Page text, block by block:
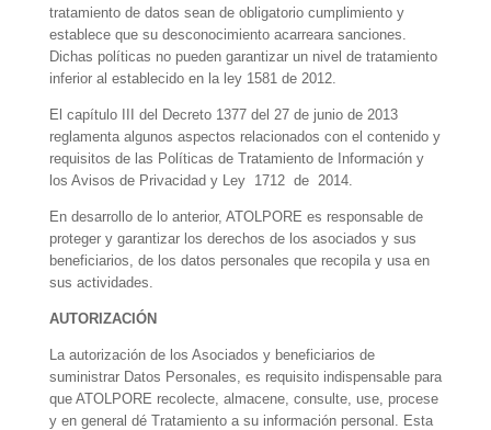
tratamiento de datos sean de obligatorio cumplimiento y
establece que su desconocimiento acarreara sanciones.
Dichas políticas no pueden garantizar un nivel de tratamiento
inferior al establecido en la ley 1581 de 2012.
El capítulo III del Decreto 1377 del 27 de junio de 2013
reglamenta algunos aspectos relacionados con el contenido y
requisitos de las Políticas de Tratamiento de Información y
los Avisos de Privacidad y Ley 1712 de 2014.
En desarrollo de lo anterior, ATOLPORE es responsable de
proteger y garantizar los derechos de los asociados y sus
beneficiarios, de los datos personales que recopila y usa en
sus actividades.
AUTORIZACIÓN
La autorización de los Asociados y beneficiarios de
suministrar Datos Personales, es requisito indispensable para
que ATOLPORE recolecte, almacene, consulte, use, procese
y en general dé Tratamiento a su información personal. Esta